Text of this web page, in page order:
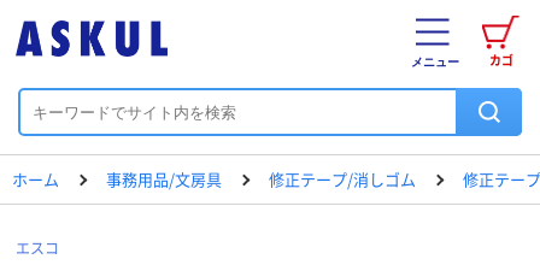
カゴ
メニュー
ホーム 事務用品/文房具 修正テープ/消しゴム 修正テープ
エスコ